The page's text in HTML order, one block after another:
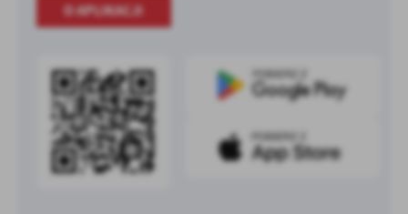
O APLIKACJI